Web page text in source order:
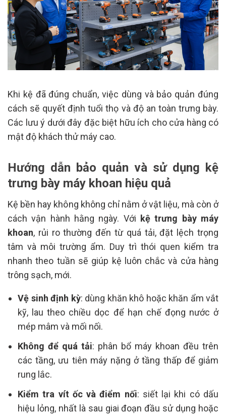
Khi kệ đã đúng chuẩn, việc dùng và bảo quản đúng
cách sẽ quyết định tuổi thọ và độ an toàn trưng bày.
Các lưu ý dưới đây đặc biệt hữu ích cho cửa hàng có
mật độ khách thử máy cao.
Hướng dẫn bảo quản và sử dụng kệ
trưng bày máy khoan hiệu quả
Kệ bền hay không không chỉ nằm ở vật liệu, mà còn ở
cách vận hành hằng ngày. Với kệ trưng bày máy
khoan, rủi ro thường đến từ quá tải, đặt lệch trọng
tâm và môi trường ẩm. Duy trì thói quen kiểm tra
nhanh theo tuần sẽ giúp kệ luôn chắc và cửa hàng
trông sạch, mới.
Vệ sinh định kỳ: dùng khăn khô hoặc khăn ẩm vắt
kỹ, lau theo chiều dọc để hạn chế đọng nước ở
mép mâm và mối nối.
Không để quá tải: phân bổ máy khoan đều trên
các tầng, ưu tiên máy nặng ở tầng thấp để giảm
rung lắc.
Kiểm tra vít ốc và điểm nối: siết lại khi có dấu
hiệu lỏng, nhất là sau giai đoạn đầu sử dụng hoặc